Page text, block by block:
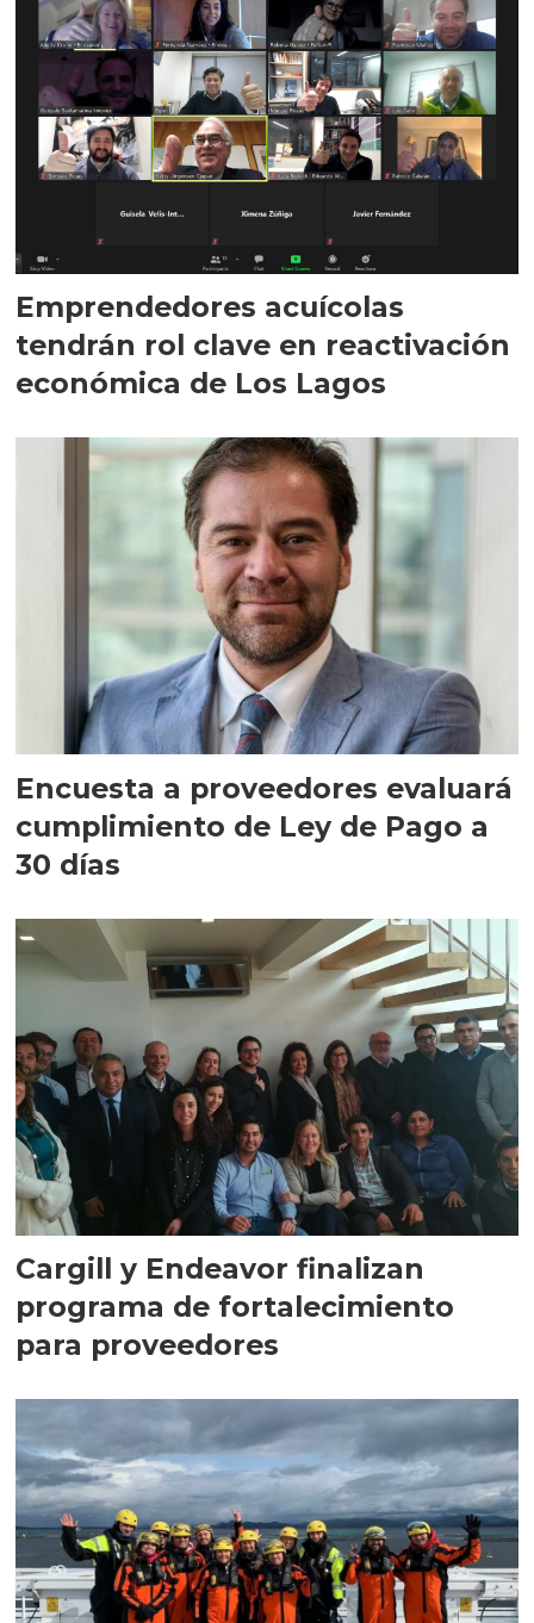
Emprendedores acuícolas
tendrán rol clave en reactivación
económica de Los Lagos
Encuesta a proveedores evaluará
cumplimiento de Ley de Pago a
30 días
Cargill y Endeavor finalizan
programa de fortalecimiento
para proveedores